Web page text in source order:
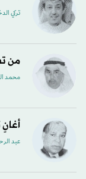
تركي
من
محمد
عبد